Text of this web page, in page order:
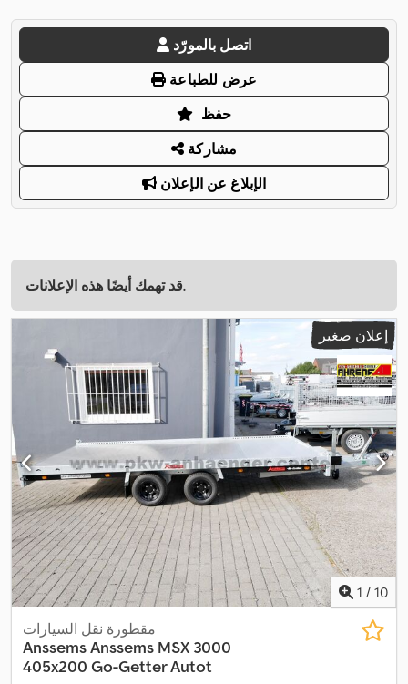
اتصل بالمورّد
عرض للطباعة
حفظ
مشاركة
الإبلاغ عن الإعلان
قد تهمك أيضًا هذه الإعلانات.
إعلان صغير
1 / 10
مقطورة نقل السيارات
AnssemsAnssems MSX 3000
405x200 Go-Getter Autot